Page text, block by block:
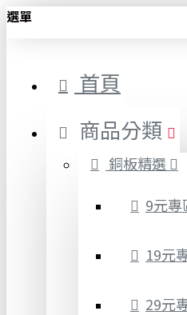
選單
首頁
商品分類
銅板精選
9元專
19元
29元